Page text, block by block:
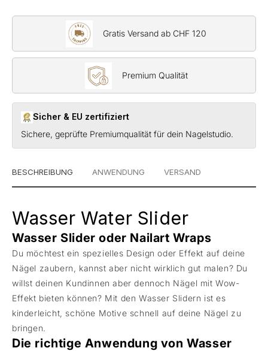
Gratis Versand ab CHF 120
Premium Qualität
Sicher & EU zertifiziert
Sichere, geprüfte Premiumqualität für dein Nagelstudio.
BESCHREIBUNG ANWENDUNG VERSAND
Wasser Water Slider
Wasser Slider oder Nailart Wraps
Du möchtest ein spezielles Design oder Effekt auf deine
Nägel zaubern, kannst aber nicht wirklich gut malen? Du
willst deinen Kundinnen aber dennoch Nägel mit Wow-
Effekt bieten können? Mit den Wasser Slidern ist es
kinderleicht, schöne Motive schnell auf deine Nägel zu
bringen.
Die richtige Anwendung von Wasser